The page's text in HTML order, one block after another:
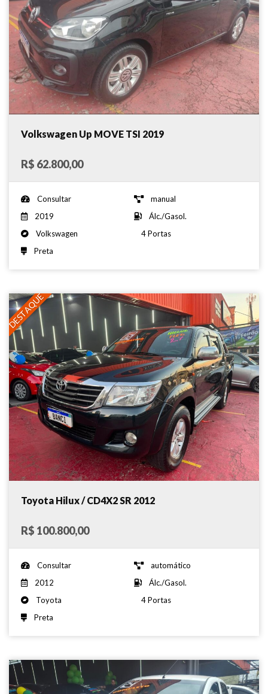
Volkswagen Up MOVE TSI 2019
R$ 62.800,00
Consultar
manual
2019
Álc./Gasol.
Volkswagen
4 Portas
Preta
DESTAQUE
Toyota Hilux / CD4X2 SR 2012
R$ 100.800,00
Consultar
automático
2012
Álc./Gasol.
Toyota
4 Portas
Preta